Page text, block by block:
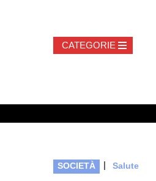
SOCIETÀ | Salute